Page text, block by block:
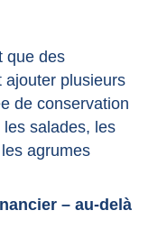
que des
ajouter plusieurs
de conservation
salades, les
agrumes
– au-delà